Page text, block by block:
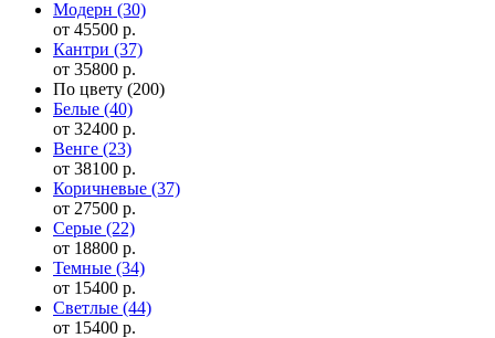
Модерн (30)
от 45500 р.
Кантри (37)
от 35800 р.
По цвету (200)
Белые (40)
от 32400 р.
Венге (23)
от 38100 р.
Коричневые (37)
от 27500 р.
Серые (22)
от 18800 р.
Темные (34)
от 15400 р.
Светлые (44)
от 15400 р.